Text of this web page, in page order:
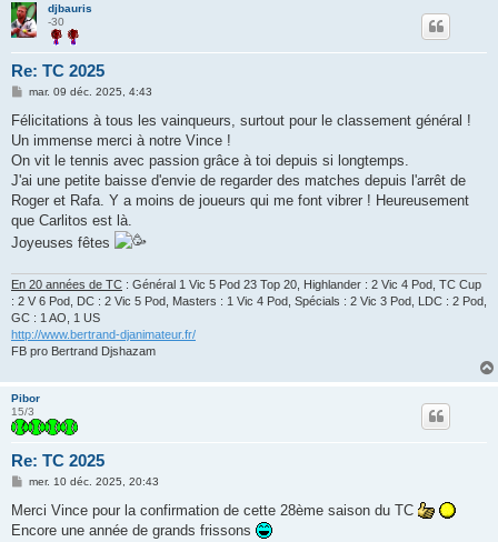
djbauris
-30
Re: TC 2025
M
s
a
g
mar. 09 déc. 2025, 4:43
Félicitations à tous les vainqueurs, surtout pour le classement général !
Un immense merci à notre Vince !
On vit le tennis avec passion grâce à toi depuis si longtemps.
J'ai une petite baisse d'envie de regarder des matches depuis l'arrêt de
Roger et Rafa. Y a moins de joueurs qui me font vibrer ! Heureusement
que Carlitos est là.
Joyeuses fêtes
En 20 années de TC : Général 1 Vic 5 Pod 23 Top 20, Highlander : 2 Vic 4 Pod, TC Cup
: 2 V 6 Pod, DC : 2 Vic 5 Pod, Masters : 1 Vic 4 Pod, Spécials : 2 Vic 3 Pod, LDC : 2 Pod,
GC : 1 AO, 1 US
http://www.bertrand-djanimateur.fr/
FB pro Bertrand Djshazam
Pibor
15/3
Re: TC 2025
M
s
a
mer. 10 déc. 2025, 20:43
Merci Vince pour la confirmation de cette 28ème saison du TC
Encore une année de grands frissons